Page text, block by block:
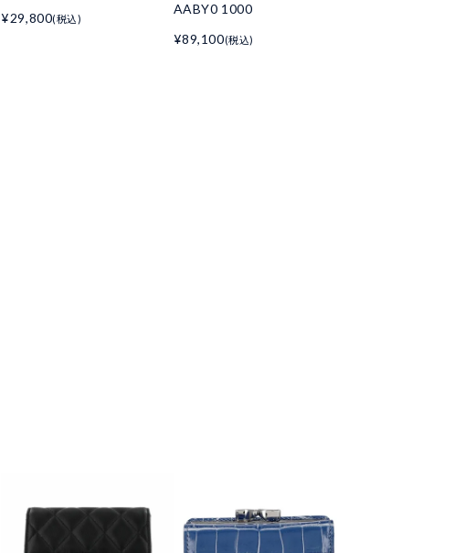
¥29,800(税込)
AABY0 1000
¥89,100(税込)